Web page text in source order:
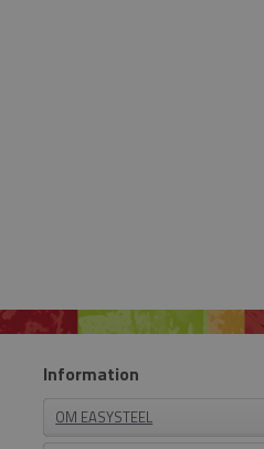
Information
OM EASYSTEEL